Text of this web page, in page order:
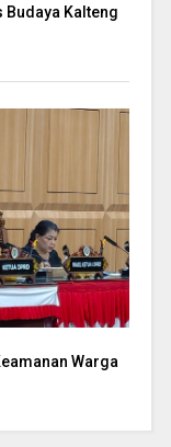
Budaya Kalteng
Warga